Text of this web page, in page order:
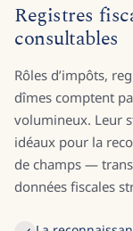
Registres
consultables
Rôles d’impôts,
dîmes comptent
volumineux. Leur
idéaux pour la
de champs —
données fiscales